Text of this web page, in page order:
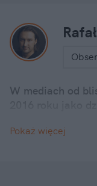
W mediach od
Pokaż więcej